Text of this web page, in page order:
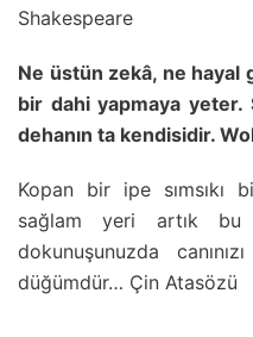
Shakespeare
Ne üstün zekâ, ne hayal
bir dahi yapmaya
dehanın ta kendisidir.
Kopan bir ipe sımsıkı
sağlam yeri artık
dokunuşunuzda
düğümdür… Çin Atasözü